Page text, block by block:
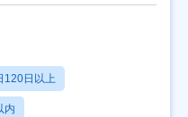
120日以上
内